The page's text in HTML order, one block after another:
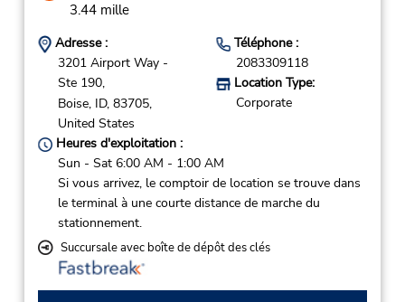
3.44 mille
Adresse :
3201 Airport Way -
Ste 190,
Boise, ID, 83705,
United States
Téléphone :
2083309118
Location Type:
Corporate
Heures d'exploitation :
Sun - Sat 6:00 AM - 1:00 AM
Si vous arrivez, le comptoir de location se trouve dans
le terminal à une courte distance de marche du
stationnement.
Succursale avec boîte de dépôt des clés